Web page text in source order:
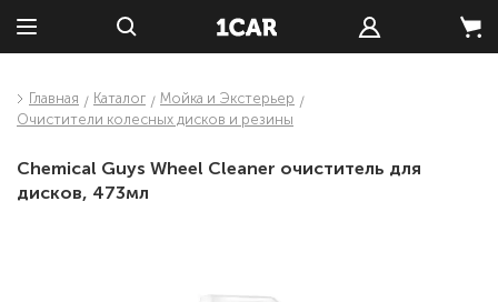
Главная Каталог
Мойка и Экстерьер
Очистители колесных дисков и резины
Chemical Guys Wheel Cleaner очиститель для
дисков, 473мл